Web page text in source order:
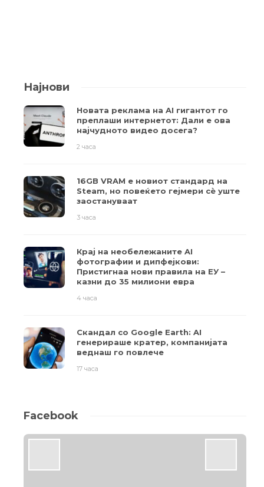
Најнови
Новата реклама на AI гигантот го
преплаши интернетот: Дали е ова
најчудното видео досега?
2 часа
16GB VRAM е новиот стандард на
Steam, но повеќето гејмери ​​сè уште
заостануваат
3 часа
Крај на необележаните AI
фотографии и дипфејкови:
Пристигнаа нови правила на ЕУ –
казни до 35 милиони евра
4 часа
Скандал со Google Earth: AI
генерираше кратер, компанијата
веднаш го повлече
17 часа
Facebook